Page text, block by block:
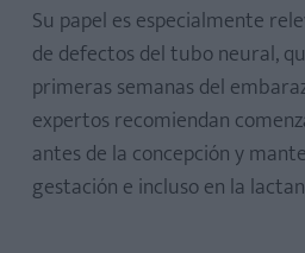
Su papel es especialmente
de defectos del tubo neural,
primeras semanas del
expertos recomiendan
antes de la concepción y
gestación e incluso en la